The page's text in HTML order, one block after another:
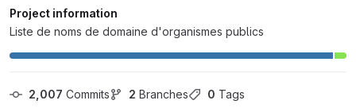
Project information
Liste de noms de domaine d'organismes publics
2,007 Commits 2 Branches 0 Tags